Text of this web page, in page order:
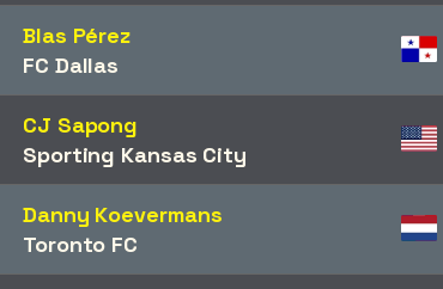
Blas Pérez
FC Dallas
CJ Sapong
Sporting Kansas City
Danny Koevermans
Toronto FC